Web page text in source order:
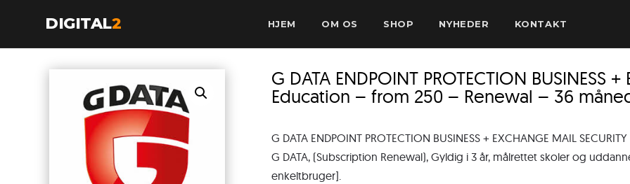
DIGITAL2 HJEM OM OS SHOP NYHEDER KONTAKT
G DATA ENDPOINT PROTECTION BUSINESS
Education – from 250 – Renewal – 36
G DATA ENDPOINT PROTECTION BUSINESS + EXCHANGE MAIL
G DATA, (Subscription Renewal), Gyldig i 3 år, målrettet skoler og
enkeltbruger].